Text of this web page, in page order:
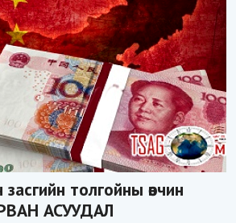
толгойны өвчин
АСУУДАЛ